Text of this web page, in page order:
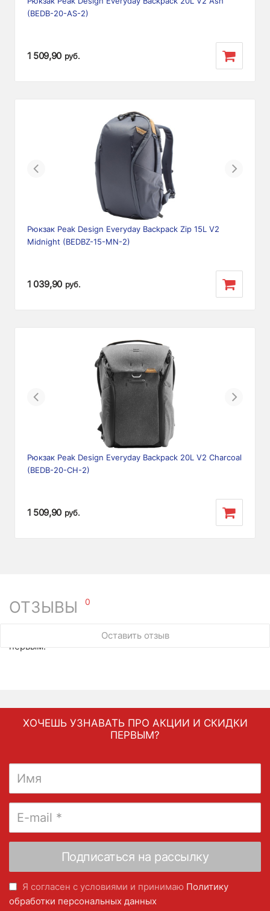
(BEDB-20-AS-2)
1 509,90 руб.
Previous Next
Рюкзак Peak Design Everyday Backpack Zip 15L V2
Midnight (BEDBZ-15-MN-2)
1 039,90 руб.
Previous Next
Рюкзак Peak Design Everyday Backpack 20L V2 Charcoal
(BEDB-20-CH-2)
1 509,90 руб.
ОТЗЫВЫ 0
Оставить отзыв
У этого товара нет ни одного отзыва. Вы можете стать
первым.
ХОЧЕШЬ УЗНАВАТЬ ПРО АКЦИИ И СКИДКИ
ПЕРВЫМ?
Я согласен с условиями и принимаю Политику
обработки персональных данных